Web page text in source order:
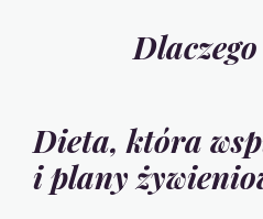
Dieta, która
i plany